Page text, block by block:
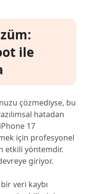
ile
çözmediyse, bu
hatadan
17
için profesyonel
etkili yöntemdir.
giriyor.
veri kaybı